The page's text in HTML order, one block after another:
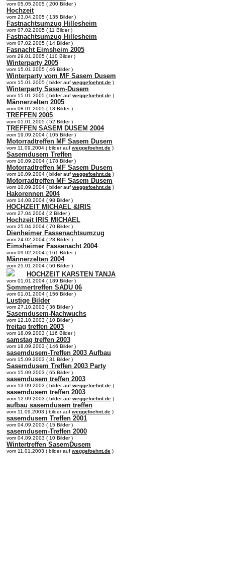
vom 05.05.2005 ( 200 Bilder )
Hochzeit
vom 23.04.2005 ( 135 Bilder )
Fastnachtsumzug Hillesheim
vom 07.02.2005 ( 11 Bilder )
Fastnachtsumzug Hillesheim
vom 07.02.2005 ( 14 Bilder )
Fasnacht Eimsheim 2005
vom 29.01.2005 ( 110 Bilder )
Winterparty 2005
vom 15.01.2005 ( 46 Bilder )
Winterparty vom MF Sasem Dusem
vom 15.01.2005 ( bilder auf weggefoehnt.de )
Winterparty Sasem-Dusem
vom 15.01.2005 ( bilder auf weggefoehnt.de )
Männerzelten 2005
vom 08.01.2005 ( 18 Bilder )
TREFFEN 2005
vom 01.01.2005 ( 52 Bilder )
TREFFEN SASEM DUSEM 2004
vom 19.09.2004 ( 105 Bilder )
Motorradtreffen MF Sasem Dusem
vom 11.09.2004 ( bilder auf weggefoehnt.de )
Sasemdusem Treffen
vom 10.09.2004 ( 178 Bilder )
Motorradtreffen MF Sasem Dusem
vom 10.09.2004 ( bilder auf weggefoehnt.de )
Motorradtreffen MF Sasem Dusem
vom 10.09.2004 ( bilder auf weggefoehnt.de )
Hakorennen 2004
vom 14.08.2004 ( 98 Bilder )
HOCHZEIT MICHAEL &IRIS
vom 27.04.2004 ( 2 Bilder )
Hochzeit IRIS MICHAEL
vom 25.04.2004 ( 70 Bilder )
Dienheimer Fassenachtsumzug
vom 24.02.2004 ( 28 Bilder )
Eimsheimer Fassenacht 2004
vom 09.02.2004 ( 161 Bilder )
Männerzelten 2004
vom 25.01.2004 ( 50 Bilder )
HOCHZEIT KARSTEN TANJA
vom 01.01.2004 ( 189 Bilder )
Sommertreffen SADU 06
vom 01.01.2004 ( 156 Bilder )
Lustige Bilder
vom 27.10.2003 ( 36 Bilder )
Sasemdusem-Nachwuchs
vom 12.10.2003 ( 10 Bilder )
freitag treffen 2003
vom 18.09.2003 ( 116 Bilder )
samstag treffen 2003
vom 18.09.2003 ( 146 Bilder )
sasemdusem-Treffen 2003 Aufbau
vom 15.09.2003 ( 31 Bilder )
Sasemdusem Treffen 2003 Party
vom 15.09.2003 ( 65 Bilder )
sasemdusem treffen 2003
vom 13.09.2003 ( bilder auf weggefoehnt.de )
sasemdusem treffen 2003
vom 12.09.2003 ( bilder auf weggefoehnt.de )
aufbau sasemdusem treffen
vom 11.09.2003 ( bilder auf weggefoehnt.de )
sasemdusem Treffen 2001
vom 04.09.2003 ( 15 Bilder )
sasemdusem-Treffen 2000
vom 04.09.2003 ( 10 Bilder )
Wintertreffen SasemDusem
vom 11.01.2003 ( bilder auf weggefoehnt.de )